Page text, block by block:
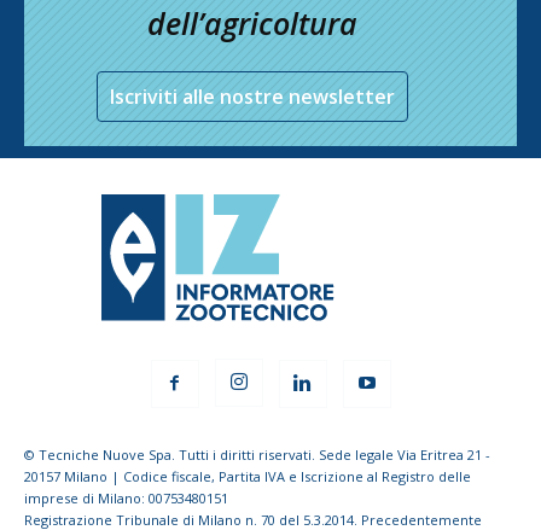
dell’agricoltura
Iscriviti alle nostre newsletter
© Tecniche Nuove Spa. Tutti i diritti riservati. Sede legale Via Eritrea 21 -
20157 Milano | Codice fiscale, Partita IVA e Iscrizione al Registro delle
imprese di Milano: 00753480151
Registrazione Tribunale di Milano n. 70 del 5.3.2014. Precedentemente